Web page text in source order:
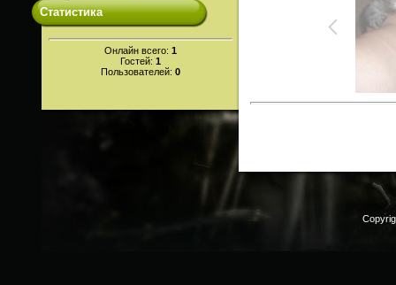
Статистика
Онлайн всего: 1
Гостей: 1
Пользователей: 0